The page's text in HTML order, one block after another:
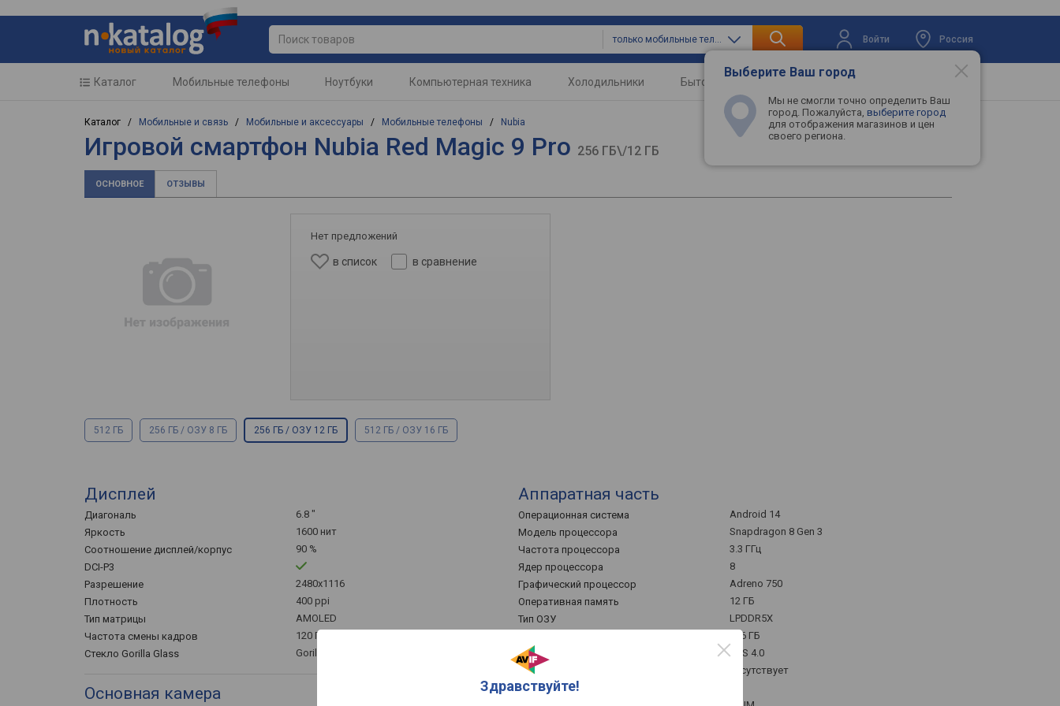
только мобильные телефоны Войти Россия
Выберите Ваш город
Мы не смогли точно определить Ваш
город. Пожалуйста, выберите город
для отображения магазинов и цен
своего региона.
Здравствуйте!
Каталог Мобильные телефоны Ноутбуки Компьютерная техника Холодильники Бытовая техника Телевизоры
Каталог / Мобильные и связь / Мобильные и аксессуары / Мобильные телефоны / Nubia
Игровой смартфон Nubia Red Magic 9 Pro 256 ГБ\/12 ГБ
ОСНОВНОЕ ОТЗЫВЫ
Нет предложений
в список в сравнение
512 ГБ 256 ГБ / ОЗУ 8 ГБ 256 ГБ / ОЗУ 12 ГБ 512 ГБ / ОЗУ 16 ГБ
Дисплей
Диагональ
6.8 "
Яркость
1600 нит
Соотношение дисплей/корпус
90 %
DCI-P3
Разрешение
2480x1116
Плотность
400 ppi
Тип матрицы
AMOLED
Частота смены кадров
120 Гц
Стекло Gorilla Glass
Gorilla Glass v5
Основная камера
Аппаратная часть
Операционная система
Android 14
Модель процессора
Snapdragon 8 Gen 3
Частота процессора
3.3 ГГц
Ядер процессора
8
Графический процессор
Adreno 750
Оперативная память
12 ГБ
Тип ОЗУ
LPDDR5X
256 ГБ
Спецификация памяти
UFS 4.0
Слот для карт памяти
отсутствует
Жидкостное охлаждение